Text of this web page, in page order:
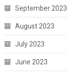
September 2023
August 2023
July 2023
June 2023